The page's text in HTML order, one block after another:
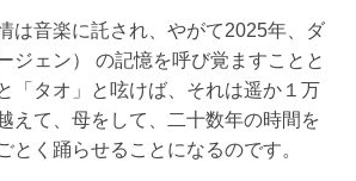
は音楽に託され、やがて2025年、ダ
ジェン） の記憶を呼び覚ますことと
「タオ」と呟けば、それは遥か１万
えて、母をして、二十数年の時間を
とく踊らせることになるのです。